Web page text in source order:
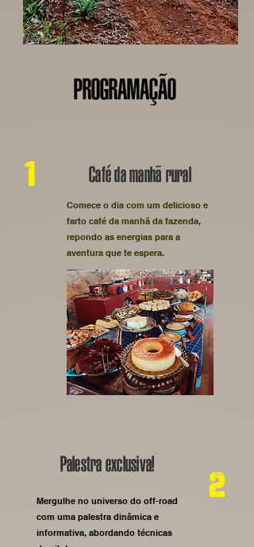
PROGRAMAÇÃO
1 Café da manhã rural
Comece o dia com um delicioso e
farto café da manhã da fazenda,
repondo as energias para a
aventura que te espera.
Palestra exclusiva!
Mergulhe no universo do off-road
com uma palestra dinâmica e
informativa, abordando técnicas
2